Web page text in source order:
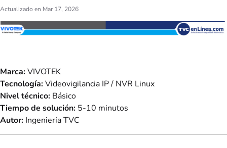
Actualizado en Mar 17, 2026
Marca:VIVOTEK
Tecnología:Videovigilancia IP / NVR Linux
Nivel técnico: Básico
Tiempo de solución: 5-10 minutos
Autor: Ingeniería TVC